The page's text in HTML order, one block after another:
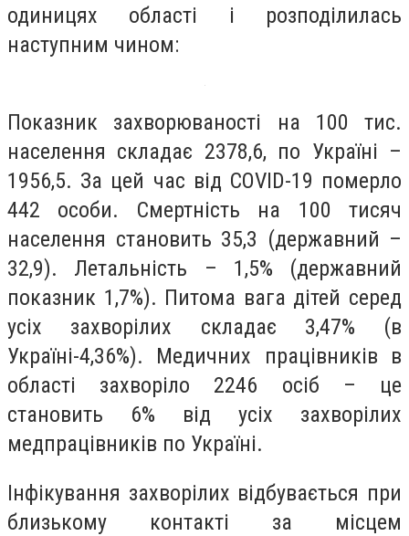
одиницях області і розподілилась
наступним чином:
Показник захворюваності на 100 тис.
населення складає 2378,6, по Україні –
1956,5. За цей час від COVID-19 померло
442 особи. Смертність на 100 тисяч
населення становить 35,3 (державний –
32,9). Летальність – 1,5% (державний
показник 1,7%). Питома вага дітей серед
усіх захворілих складає 3,47% (в
Україні-4,36%). Медичних працівників в
області захворіло 2246 осіб – це
становить 6% від усіх захворілих
медпрацівників по Україні.
Інфікування захворілих відбувається при
близькому контакті за місцем